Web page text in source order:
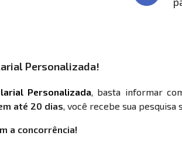
Personalizada!
Personalizada, basta informar
até 20 dias, você recebe sua
a concorrência!